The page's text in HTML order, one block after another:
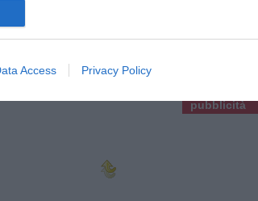
Access Privacy Policy
pubblicità